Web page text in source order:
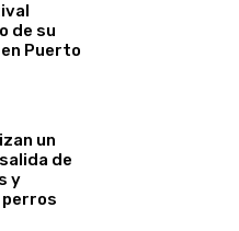
de su
Puerto
un
de
y